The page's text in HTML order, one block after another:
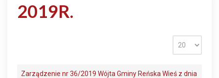
2019R.
Zarządzenie nr 36/2019 Wójta Gminy Reńska Wieś z dnia